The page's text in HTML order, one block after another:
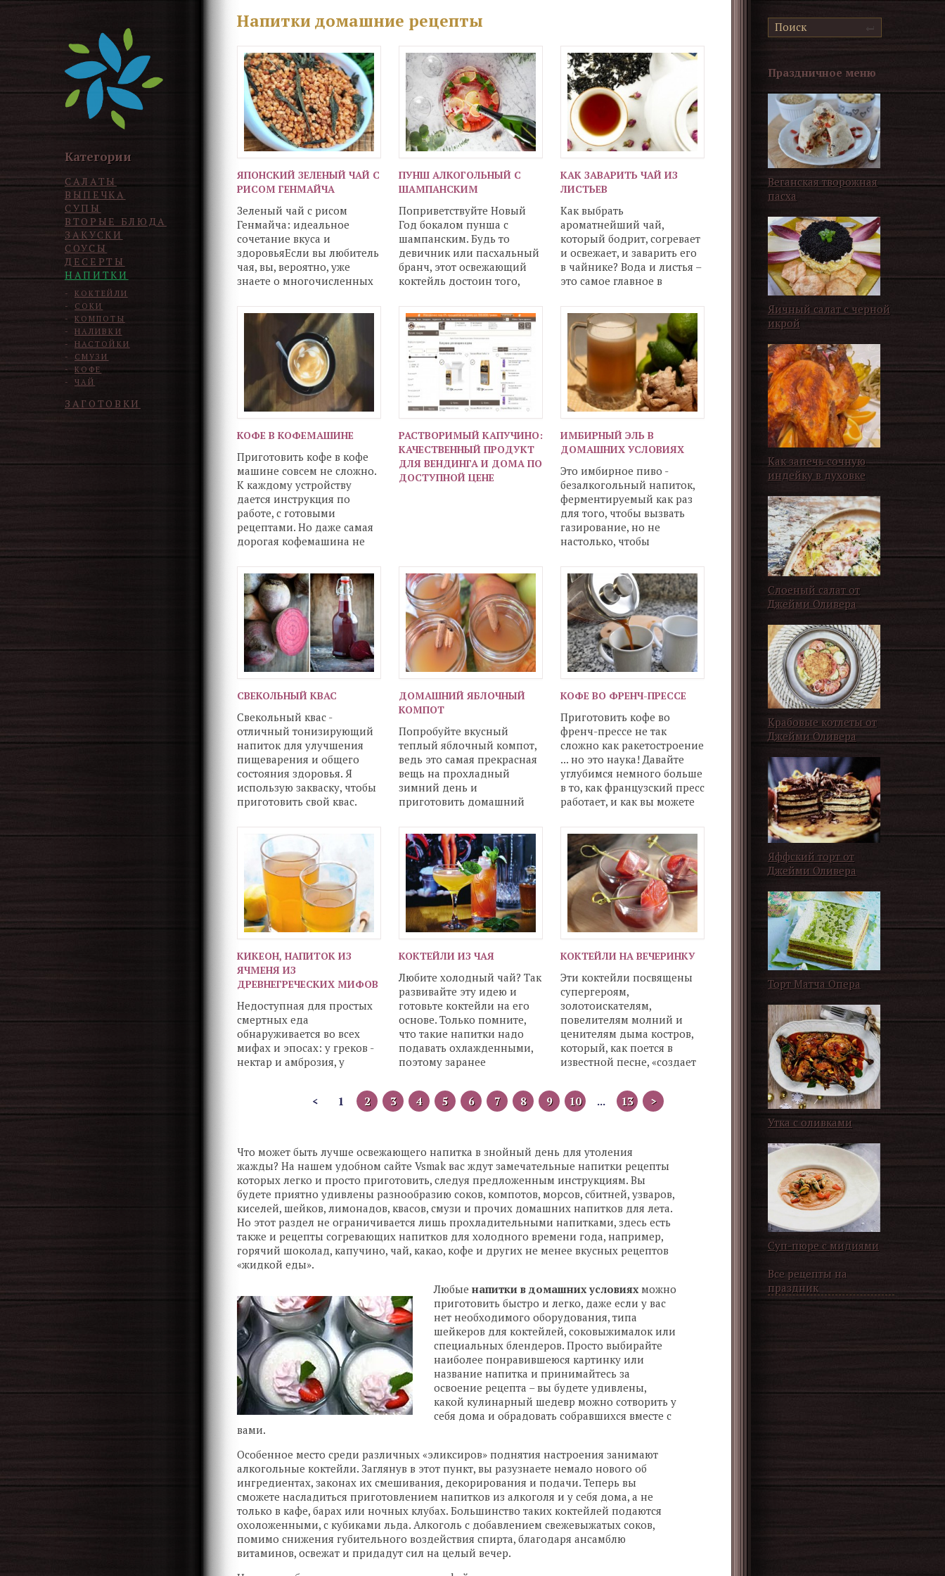
Категории
САЛАТЫ
ВЫПЕЧКА
СУПЫ
ВТОРЫЕ БЛЮДА
ЗАКУСКИ
СОУСЫ
ДЕСЕРТЫ
НАПИТКИ
КОКТЕЙЛИ
СОКИ
КОМПОТЫ
НАЛИВКИ
НАСТОЙКИ
СМУЗИ
КОФЕ
ЧАЙ
ЗАГОТОВКИ
Напитки домашние рецепты
ЯПОНСКИЙ ЗЕЛЕНЫЙ ЧАЙ С
РИСОМ ГЕНМАЙЧА
Зеленый чай с рисом
Генмайча: идеальное
сочетание вкуса и
здоровьяЕсли вы любитель
чая, вы, вероятно, уже
знаете о многочисленных
чая для здоровья. Но
ПУНШ АЛКОГОЛЬНЫЙ С
ШАМПАНСКИМ
Поприветствуйте Новый
Год бокалом пунша с
шампанским. Будь то
девичник или пасхальный
бранч, этот освежающий
коктейль достоин того,
случаях. Хотя
КАК ЗАВАРИТЬ ЧАЙ ИЗ
ЛИСТЬЕВ
Как выбрать
ароматнейший чай,
который бодрит, согревает
и освежает, и заварить его
в чайнике? Вода и листья –
это самое главное в
воду необходимо
КОФЕ В КОФЕМАШИНЕ
Приготовить кофе в кофе
машине совсем не сложно.
К каждому устройству
дается инструкция по
работе, с готовыми
рецептами. Но даже самая
дорогая кофемашина не
РАСТВОРИМЫЙ КАПУЧИНО:
КАЧЕСТВЕННЫЙ ПРОДУКТ
ДЛЯ ВЕНДИНГА И ДОМА ПО
ДОСТУПНОЙ ЦЕНЕ
ИМБИРНЫЙ ЭЛЬ В
ДОМАШНИХ УСЛОВИЯХ
Это имбирное пиво -
безалкогольный напиток,
ферментируемый как раз
для того, чтобы вызвать
газирование, но не
настолько, чтобы
нибудь заметный уровень
СВЕКОЛЬНЫЙ КВАС
Свекольный квас -
отличный тонизирующий
напиток для улучшения
пищеварения и общего
состояния здоровья. Я
использую закваску, чтобы
приготовить свой квас.
ДОМАШНИЙ ЯБЛОЧНЫЙ
КОМПОТ
Попробуйте вкусный
теплый яблочный компот,
ведь это самая прекрасная
вещь на прохладный
зимний день и
приготовить домашний
деле очень просто.
КОФЕ ВО ФРЕНЧ-ПРЕССЕ
Приготовить кофе во
френч-прессе не так
сложно как ракетостроение
... но это наука! Давайте
углубимся немного больше
в то, как французский пресс
работает, и как вы можете
КИКЕОН, НАПИТОК ИЗ
ЯЧМЕНЯ ИЗ
ДРЕВНЕГРЕЧЕСКИХ МИФОВ
Недоступная для простых
смертных еда
обнаруживается во всех
мифах и эпосах: у греков -
нектар и амброзия, у
молодильные яблочки,
КОКТЕЙЛИ ИЗ ЧАЯ
Любите холодный чай? Так
развивайте эту идею и
готовьте коктейли на его
основе. Только помните,
что такие напитки надо
подавать охлажденными,
поэтому заранее
КОКТЕЙЛИ НА ВЕЧЕРИНКУ
Эти коктейли посвящены
супергероям,
золотоискателям,
повелителям молний и
ценителям дыма костров,
который, как поется в
известной песне, «создает
<
1 2 3 4 5 6 7 8 9 10 ... 13 >
Что может быть лучше освежающего напитка в знойный день для утоления
жажды? На нашем удобном сайте Vsmak вас ждут замечательные напитки рецепты
которых легко и просто приготовить, следуя предложенным инструкциям. Вы
будете приятно удивлены разнообразию соков, компотов, морсов, сбитней, узваров,
киселей, шейков, лимонадов, квасов, смузи и прочих домашних напитков для лета.
Но этот раздел не ограничивается лишь прохладительными напитками, здесь есть
также и рецепты согревающих напитков для холодного времени года, например,
горячий шоколад, капучино, чай, какао, кофе и других не менее вкусных рецептов
«жидкой еды».
Любые напитки в домашних условияхможно
приготовить быстро и легко, даже если у вас
нет необходимого оборудования, типа
шейкеров для коктейлей, соковыжималок или
специальных блендеров. Просто выбирайте
наиболее понравившеюся картинку или
название напитка и принимайтесь за
освоение рецепта – вы будете удивлены,
какой кулинарный шедевр можно сотворить у
себя дома и обрадовать собравшихся вместе с
вами.
Особенное место среди различных «эликсиров» поднятия настроения занимают
алкогольные коктейли. Заглянув в этот пункт, вы разузнаете немало нового об
ингредиентах, законах их смешивания, декорирования и подачи. Теперь вы
сможете насладиться приготовлением напитков из алкоголя и у себя дома, а не
только в кафе, барах или ночных клубах. Большинство таких коктейлей подаются
охоложенными, с кубиками льда. Алкоголь с добавлением свежевыжатых соков,
помимо снижения губительного воздействия спирта, благодаря ансамблю
витаминов, освежат и придадут сил на целый вечер.
Праздничное меню
Веганская творожная
пасха
Яичный салат с черной
икрой
Как запечь сочную
индейку в духовке
Слоеный салат от
Джейми Оливера
Крабовые котлеты от
Джейми Оливера
Яффский торт от
Джейми Оливера
Торт Матча Опера
Утка с оливками
Суп-пюре с мидиями
Все рецепты на
праздник